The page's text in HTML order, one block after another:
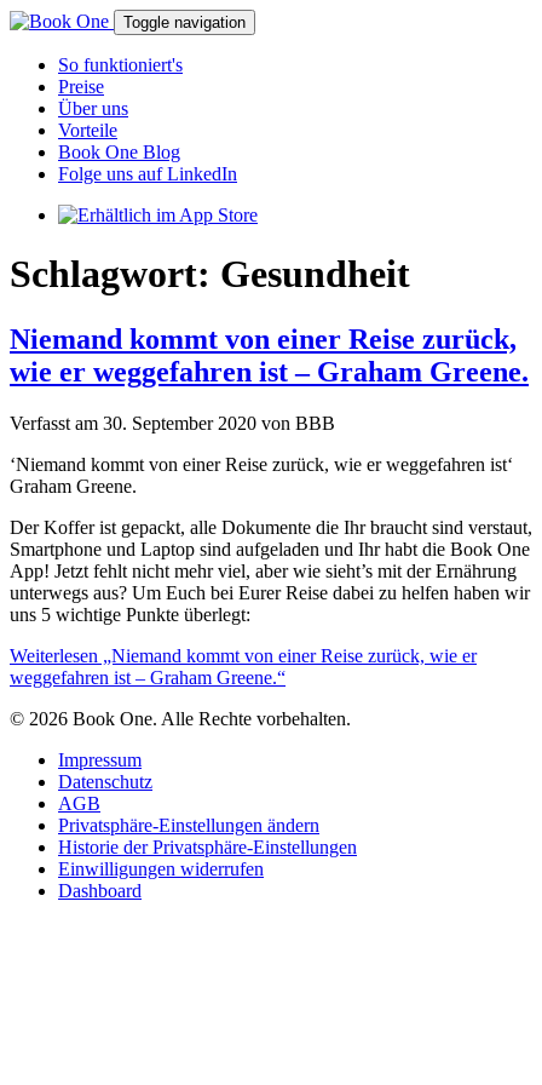
Toggle navigation
So funktioniert's
Preise
Über uns
Vorteile
Book One Blog
Folge uns auf LinkedIn
Schlagwort: Gesundheit
Niemand kommt von einer Reise zurück,
wie er weggefahren ist – Graham Greene.
Verfasst am 30. September 2020 von BBB
‘Niemand kommt von einer Reise zurück, wie er weggefahren ist‘
Graham Greene.
Der Koffer ist gepackt, alle Dokumente die Ihr braucht sind verstaut,
Smartphone und Laptop sind aufgeladen und Ihr habt die Book One
App! Jetzt fehlt nicht mehr viel, aber wie sieht’s mit der Ernährung
unterwegs aus? Um Euch bei Eurer Reise dabei zu helfen haben wir
uns 5 wichtige Punkte überlegt:
Weiterlesen „Niemand kommt von einer Reise zurück, wie er
weggefahren ist – Graham Greene.“
© 2026 Book One. Alle Rechte vorbehalten.
Impressum
Datenschutz
AGB
Privatsphäre-Einstellungen ändern
Historie der Privatsphäre-Einstellungen
Einwilligungen widerrufen
Dashboard